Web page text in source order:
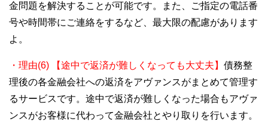
金問題を解決することが可能です。また、ご指定の電話番
号や時間帯にご連絡をするなど、最大限の配慮があります
よ。
・理由(6) 【途中で返済が難しくなっても大丈夫】 債務整
理後の各金融会社への返済をアヴァンスがまとめて管理す
るサービスです。途中で返済が難しくなった場合もアヴァ
ンスがお客様に代わって金融会社とやり取りを行います。